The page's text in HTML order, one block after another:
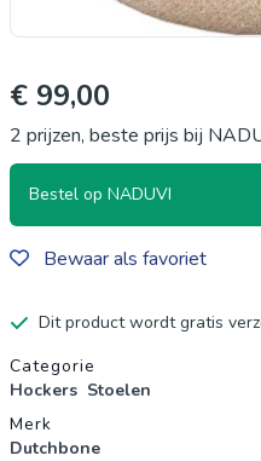
€ 99,00
2 prijzen, beste prijs bij
Bestel op NADUVI
Bewaar als favoriet
Dit product wordt gratis
Productgegevens
Categorie
Hockers Stoelen
Merk
Dutchbone